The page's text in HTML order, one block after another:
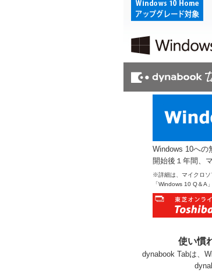
Windows 10への
開始後１年間、
※詳細は、マイクロソ
「Windows 10 Q＆A
使い慣
dynabook Tabは、